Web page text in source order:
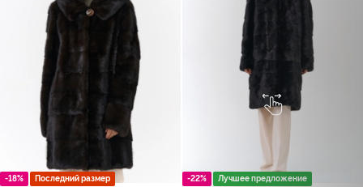
-18% Последний размер -22% Лучшее предложение